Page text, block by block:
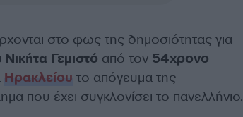
στο φως της δημοσιότητας για
Γεμιστό από τον 54χρονο
Ηρακλείου το απόγευμα της
που έχει συγκλονίσει το πανελλήνιο.